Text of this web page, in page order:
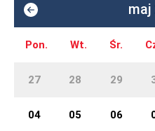
maj
Pon. Wt. Śr.
27 28 29
04 05 06